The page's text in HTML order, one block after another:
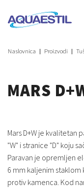
Naslovnica Proizvodi
MARS
Mars D+W je kvalitetan
"W" i stranice "D" koju
Paravan je opremljen
6 mm kaljenim
protiv kamenca. Kod